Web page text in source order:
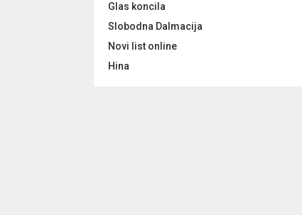
Glas koncila
Slobodna Dalmacija
Novi list online
Hina